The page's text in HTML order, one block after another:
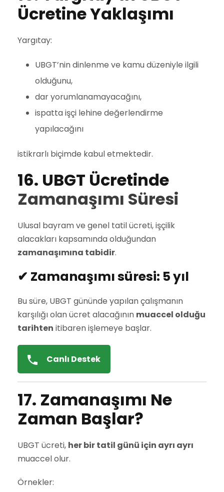
Ücretine Yaklaşımı
Yargıtay:
UBGT’nin dinlenme ve kamu düzeniyle ilgili
olduğunu,
dar yorumlanamayacağını,
ispatta işçi lehine değerlendirme
yapılacağını
istikrarlı biçimde kabul etmektedir.
16. UBGT Ücretinde
Zamanaşımı Süresi
Ulusal bayram ve genel tatil ücreti, işçilik
alacakları kapsamında olduğundan
zamanaşımına tabidir.
✔ Zamanaşımı süresi: 5 yıl
Bu süre, UBGT gününde yapılan çalışmanın
karşılığı olan ücret alacağının muaccel olduğu
tarihten itibaren işlemeye başlar.
Canlı Destek
17. Zamanaşımı Ne
Zaman Başlar?
UBGT ücreti, her bir tatil günü için ayrı ayrı
muaccel olur.
Örnekler: